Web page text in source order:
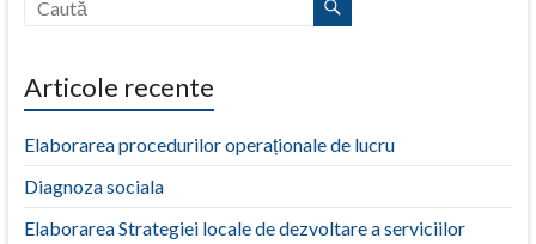
Articole recente
Elaborarea procedurilor operaționale de lucru
Diagnoza sociala
Elaborarea Strategiei locale de dezvoltare a serviciilor